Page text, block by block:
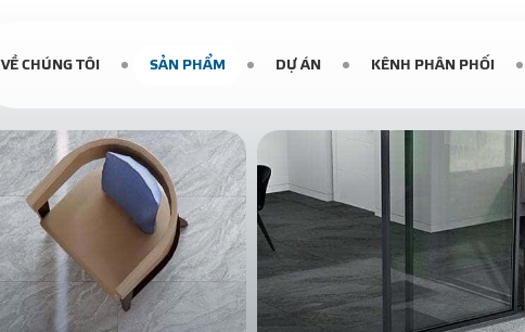
VỀ CHÚNG TÔI SẢN PHẨM DỰ ÁN KÊNH PHÂN PHỐI